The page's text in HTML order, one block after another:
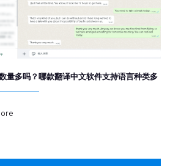
量多吗？哪款翻译中文软件支持语言种类多